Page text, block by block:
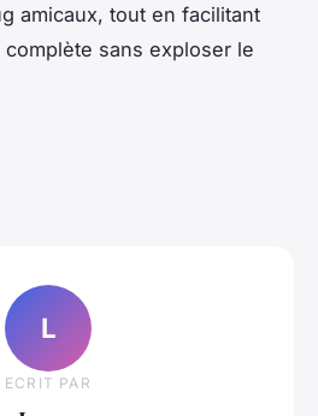
amicaux, tout en facilitant
complète sans exploser le
L
ECRIT PAR